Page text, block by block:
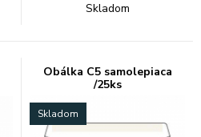
Skladom
Obálka C5 samolepiaca
/25ks
Skladom